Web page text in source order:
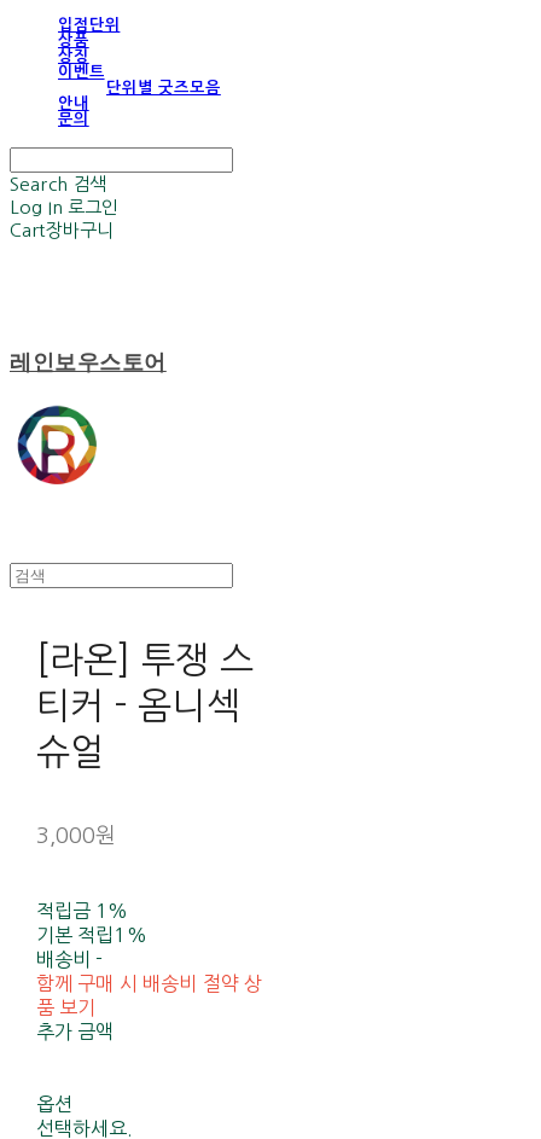
입점단위
상품
상징
이벤트
단위별 굿즈모음
안내
문의
Search 검색
Log In 로그인
Cart장바구니
레인보우스토어
[라온] 투쟁 스
티커 - 옴니섹
슈얼
3,000원
적립금 1%
기본 적립 1%
배송비-
함께 구매 시 배송비 절약 상
품 보기
추가 금액
옵션
선택하세요.